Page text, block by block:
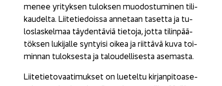
me­nee yri­tyk­sen tu­lok­sen muo­dos­tu­mi­nen ti­li­
kau­del­ta. Lii­te­tie­dois­sa an­ne­taan ta­set­ta ja tu­
los­las­kel­maa täy­den­tä­viä tie­to­ja, jotta ti­lin­pää­
tök­sen lu­ki­jal­le syn­tyi­si oikea ja riit­tä­vä kuva toi­
min­nan tu­lok­ses­ta ja ta­lou­del­li­ses­ta ase­mas­ta.
Lii­te­tie­to­vaa­ti­muk­set on lue­tel­tu kir­jan­pi­toa­se­